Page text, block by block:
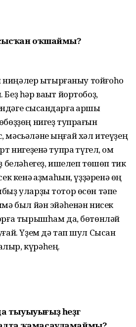
сысҡан оҡшаймы?
ниңәлер ытырғаныу тойғоһо
һәр ваҡыт йортобоҙ,
сысҡандарға ҡаршы
нигеҙ тупрағын
ыңғай хәл итеүҙең
нигеҙенә тупраҡ түгел, ҡом
беләһегеҙ, ишелеп төшөп тик
кенә ҡаҙмаһын, үҙҙәренә өң
уларҙы тотор өсөн тәпе
был йән эйәһенән нисек
тырышһам да, бөтөнләй
Үҙем дә тап шул Сысҡан
күрәһең.
тыуыуығыҙ һеҙгә